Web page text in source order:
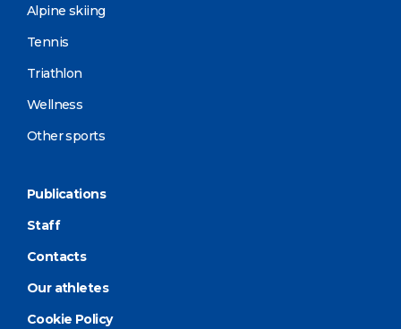
Alpine skiing
Tennis
Triathlon
Wellness
Other sports
Publications
Staff
Contacts
Our athletes
Cookie Policy